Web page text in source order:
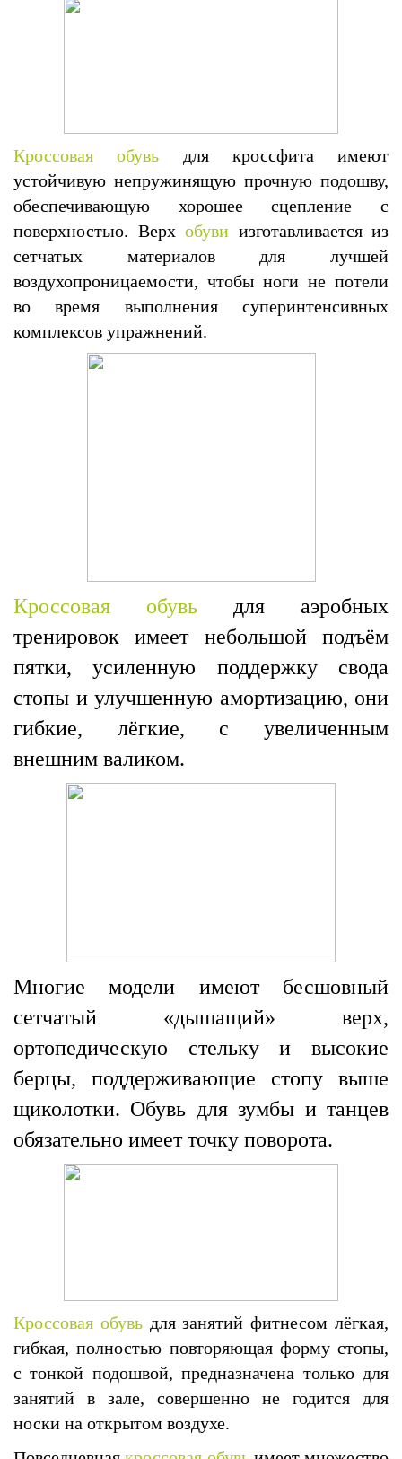
Кроссовая обувь для кроссфита имеют
устойчивую непружинящую прочную подошву,
обеспечивающую хорошее сцепление с
поверхностью. Верх обуви изготавливается из
сетчатых материалов для лучшей
воздухопроницаемости, чтобы ноги не потели
во время выполнения суперинтенсивных
комплексов упражнений.
Кроссовая обувь для аэробных
тренировок имеет небольшой подъём
пятки, усиленную поддержку свода
стопы и улучшенную амортизацию, они
гибкие, лёгкие, с увеличенным
внешним валиком.
Многие модели имеют бесшовный
сетчатый «дышащий» верх,
ортопедическую стельку и высокие
берцы, поддерживающие стопу выше
щиколотки. Обувь для зумбы и танцев
обязательно имеет точку поворота.
Кроссовая обувьдля занятий фитнесом лёгкая,
гибкая, полностью повторяющая форму стопы,
с тонкой подошвой, предназначена только для
занятий в зале, совершенно не годится для
носки на открытом воздухе.